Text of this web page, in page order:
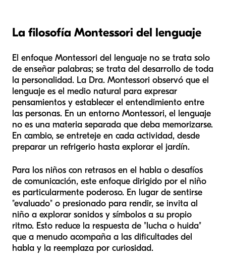
La filosofía Montessori del lenguaje
El enfoque Montessori del lenguaje no se trata solo
de enseñar palabras; se trata del desarrollo de toda
la personalidad. La Dra. Montessori observó que el
lenguaje es el medio natural para expresar
pensamientos y establecer el entendimiento entre
las personas. En un entorno Montessori, el lenguaje
no es una materia separada que deba memorizarse.
En cambio, se entreteje en cada actividad, desde
preparar un refrigerio hasta explorar el jardín.
Para los niños con retrasos en el habla o desafíos
de comunicación, este enfoque dirigido por el niño
es particularmente poderoso. En lugar de sentirse
"evaluado" o presionado para rendir, se invita al
niño a explorar sonidos y símbolos a su propio
ritmo. Esto reduce la respuesta de "lucha o huida"
que a menudo acompaña a las dificultades del
habla y la reemplaza por curiosidad.